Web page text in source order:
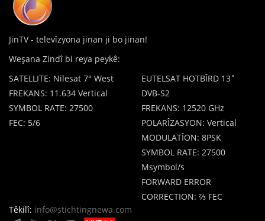
JinTV - televîzyona jinan ji bo jinan!
Weşana Zindî bi reya peykê:
SATELLITE: Nilesat 7° West
FREKANS: 11.634 Vertical
SYMBOL RATE: 27500
FEC: 5/6
EUTELSAT HOTBÎRD 13˚
DVB-S2
FREKANS: 12520 GHz
POLARÎZASYON: Vertical
MODULATÎON: 8PSK
SYMBOL RATE: 27500
Msymbol/s
FORWARD ERROR
CORRECTION: ⅔ FEC
Têkilî: info@stichtingnewa.com